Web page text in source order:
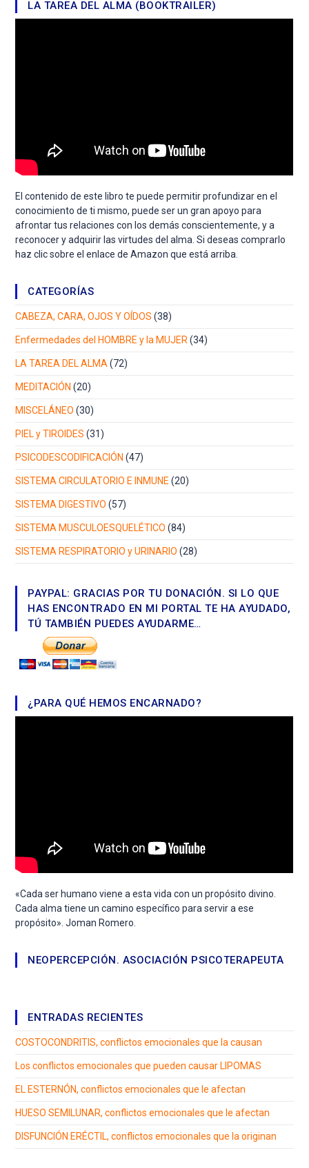
LA TAREA DEL ALMA (BOOKTRAILER)
El contenido de este libro te puede permitir profundizar en el
conocimiento de ti mismo, puede ser un gran apoyo para
afrontar tus relaciones con los demás conscientemente, y a
reconocer y adquirir las virtudes del alma. Si deseas comprarlo
haz clic sobre el enlace de Amazon que está arriba.
CATEGORÍAS
CABEZA, CARA, OJOS Y OÍDOS (38)
Enfermedades del HOMBRE y la MUJER (34)
LA TAREA DEL ALMA (72)
MEDITACIÓN (20)
MISCELÁNEO (30)
PIEL y TIROIDES (31)
PSICODESCODIFICACIÓN (47)
SISTEMA CIRCULATORIO E INMUNE (20)
SISTEMA DIGESTIVO (57)
SISTEMA MUSCULOESQUELÉTICO (84)
SISTEMA RESPIRATORIO y URINARIO (28)
PAYPAL: GRACIAS POR TU DONACIÓN. SI LO QUE
HAS ENCONTRADO EN MI PORTAL TE HA AYUDADO,
TÚ TAMBIÉN PUEDES AYUDARME…
¿PARA QUÉ HEMOS ENCARNADO?
«Cada ser humano viene a esta vida con un propósito divino.
Cada alma tiene un camino específico para servir a ese
propósito». Joman Romero.
NEOPERCEPCIÓN. ASOCIACIÓN PSICOTERAPEUTA
ENTRADAS RECIENTES
COSTOCONDRITIS, conflictos emocionales que la causan
Los conflictos emocionales que pueden causar LIPOMAS
EL ESTERNÓN, conflictos emocionales que le afectan
HUESO SEMILUNAR, conflictos emocionales que le afectan
DISFUNCIÓN ERÉCTIL, conflictos emocionales que la originan